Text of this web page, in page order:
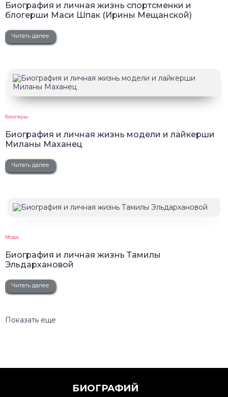
Биография и личная жизнь спортсменки и
блогерши Маси Шпак (Ирины Мещанской)
Читать далее
Блогеры
Биография и личная жизнь модели и лайкерши
Миланы Маханец
Читать далее
Мода
Биография и личная жизнь Тамилы
Эльдархановой
Читать далее
Показать еще
БИОГРАФИЙ